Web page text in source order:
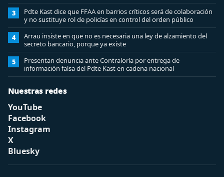
3
Pdte Kast dice que FFAA en barrios críticos será de colaboración
y no sustituye rol de policías en control del orden público
4
Arrau insiste en que no es necesaria una ley de alzamiento del
secreto bancario, porque ya existe
5
Presentan denuncia ante Contraloría por entrega de
información falsa del Pdte Kast en cadena nacional
Nuestras redes
YouTube
Facebook
Instagram
X
Bluesky